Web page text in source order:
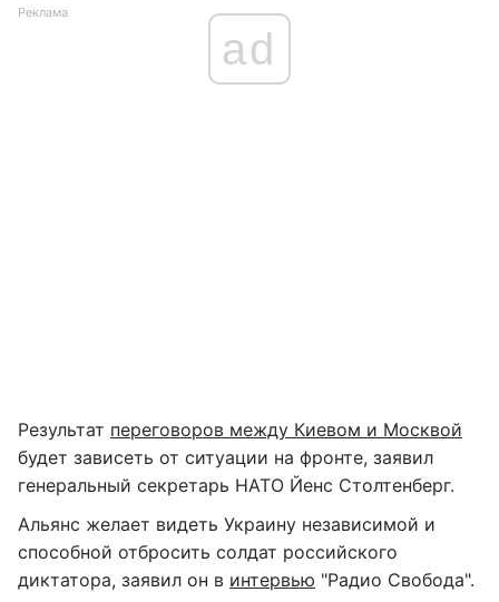
Реклама
ad
Результат переговоров между Киевом и Москвой
будет зависеть от ситуации на фронте, заявил
генеральный секретарь НАТО Йенс Столтенберг.
Альянс желает видеть Украину независимой и
способной отбросить солдат российского
диктатора, заявил он в интервью "Радио Свобода".